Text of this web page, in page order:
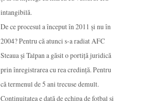
intangibilă.
De ce procesul a început în 2011 și nu în
2004? Pentru că atunci s-a radiat AFC
Steaua și Talpan a găsit o portiță juridică
prin înregistrarea cu rea credință. Pentru
că termenul de 5 ani trecuse demult.
Continuitatea e dată de echipa de fotbal și